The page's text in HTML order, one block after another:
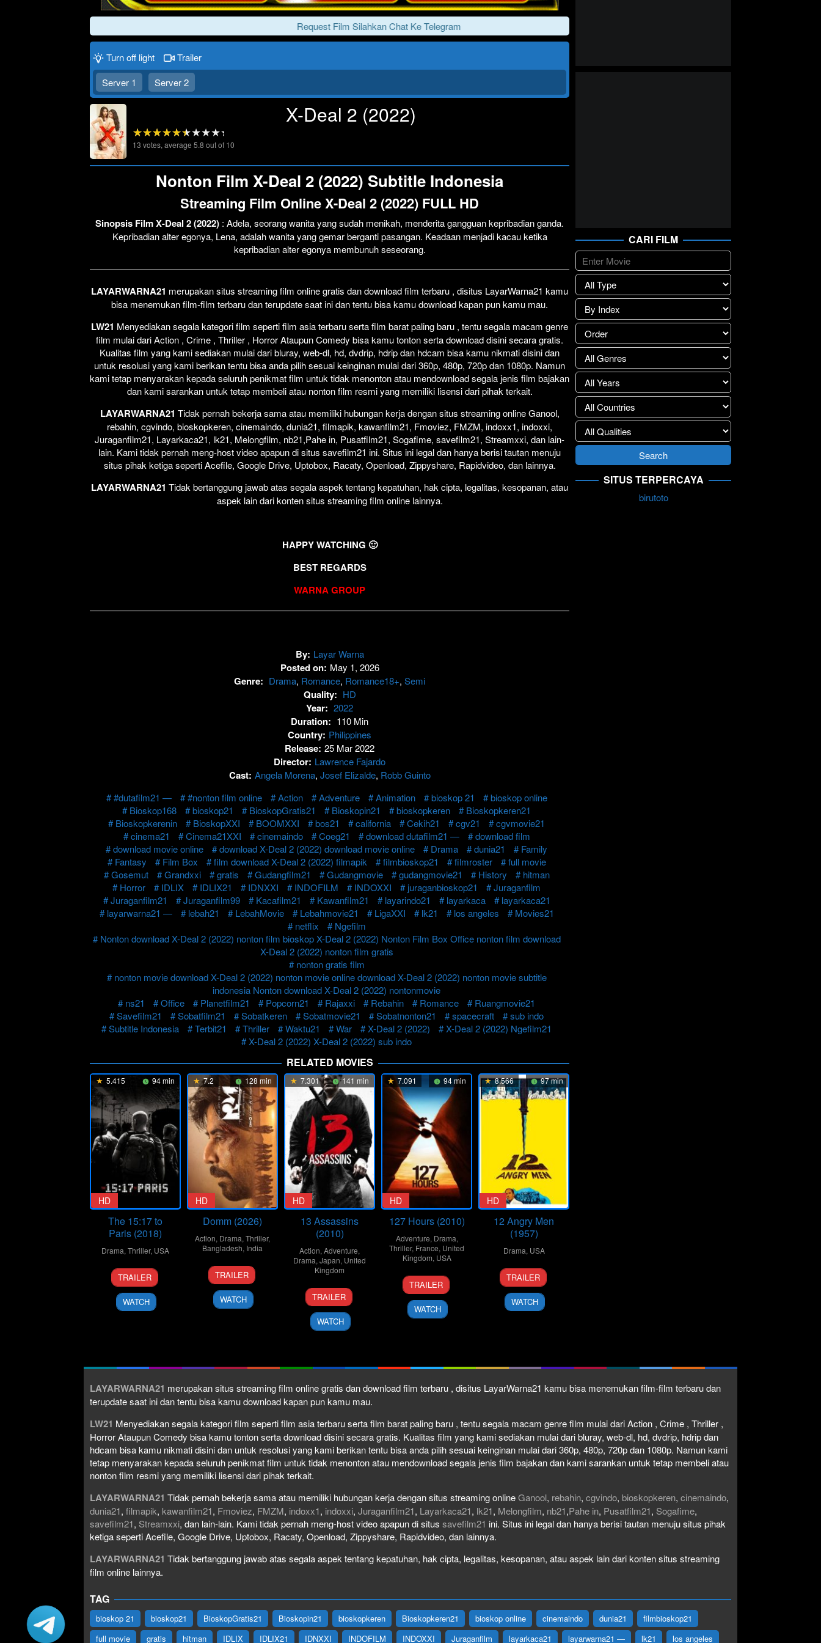
Request Film Silahkan Chat Ke Telegram
Lewati >>>
Click To Play
Turn off light
Trailer
Server 1
Server 2
X-Deal 2 (2022)
13 votes, average 5.8 out of 10
Nonton Film X-Deal 2 (2022) Subtitle Indonesia
Streaming Film Online X-Deal 2 (2022) FULL HD
Sinopsis Film X-Deal 2 (2022) : Adela, seorang wanita yang sudah menikah, menderita gangguan kepribadian ganda.
Kepribadian alter egonya, Lena, adalah wanita yang gemar berganti pasangan. Keadaan menjadi kacau ketika
kepribadian alter egonya membunuh seseorang.
LAYARWARNA21 merupakan situs streaming film online gratis dan download film terbaru , disitus LayarWarna21 kamu
bisa menemukan film-film terbaru dan terupdate saat ini dan tentu bisa kamu download kapan pun kamu mau.
LW21 Menyediakan segala kategori film seperti film asia terbaru serta film barat paling baru , tentu segala macam genre
film mulai dari Action , Crime , Thriller , Horror Ataupun Comedy bisa kamu tonton serta download disini secara gratis.
Kualitas film yang kami sediakan mulai dari bluray, web-dl, hd, dvdrip, hdrip dan hdcam bisa kamu nikmati disini dan
untuk resolusi yang kami berikan tentu bisa anda pilih sesuai keinginan mulai dari 360p, 480p, 720p dan 1080p. Namun
kami tetap menyarakan kepada seluruh penikmat film untuk tidak menonton atau mendownload segala jenis film bajakan
dan kami sarankan untuk tetap membeli atau nonton film resmi yang memiliki lisensi dari pihak terkait.
LAYARWARNA21 Tidak pernah bekerja sama atau memiliki hubungan kerja dengan situs streaming online Ganool,
rebahin, cgvindo, bioskopkeren, cinemaindo, dunia21, filmapik, kawanfilm21, Fmoviez, FMZM, indoxx1, indoxxi,
Juraganfilm21, Layarkaca21, lk21, Melongfilm, nb21,Pahe in, Pusatfilm21, Sogafime, savefilm21, Streamxxi, dan lain-
lain. Kami tidak pernah meng-host video apapun di situs savefilm21 ini. Situs ini legal dan hanya berisi tautan menuju
situs pihak ketiga seperti Acefile, Google Drive, Uptobox, Racaty, Openload, Zippyshare, Rapidvideo, dan lainnya.
LAYARWARNA21 Tidak bertanggung jawab atas segala aspek tentang kepatuhan, hak cipta, legalitas, kesopanan, atau
aspek lain dari konten situs streaming film online lainnya.
HAPPY WATCHING 🙂
BEST REGARDS
WARNA GROUP
By: Layar Warna
Posted on: May 1, 2026
Genre: Drama, Romance, Romance18+, Semi
Quality: HD
Year: 2022
Duration: 110 Min
Country: Philippines
Release: 25 Mar 2022
Director: Lawrence Fajardo
Cast: Angela Morena, Josef Elizalde, Robb Guinto
#dutafilm21 —
#nonton film online Action Adventure Animation bioskop 21
bioskop online
Bioskop168
bioskop21 BioskopGratis21 Bioskopin21 bioskopkeren
Bioskopkeren21
Bioskopkerenin
BioskopXXI BOOMXXI bos21 california Cekih21 cgv21
cgvmovie21
cinema21
Cinema21XXI cinemaindo Coeg21 download dutafilm21 —
download film
download movie online
download X-Deal 2 (2022) download movie online Drama dunia21
Family
Fantasy
Film Box film download X-Deal 2 (2022) filmapik filmbioskop21 filmroster
full movie
Gosemut
Grandxxi gratis Gudangfilm21 Gudangmovie gudangmovie21 History
hitman
Horror
IDLIX IDLIX21 IDNXXI INDOFILM INDOXXI juraganbioskop21
Juraganfilm
Juraganfilm21
Juraganfilm99 Kacafilm21 Kawanfilm21 layarindo21 layarkaca
layarkaca21
layarwarna21 —
lebah21 LebahMovie Lebahmovie21 LigaXXI lk21 los angeles
Movies21
netflix
Ngefilm
Nonton download X-Deal 2 (2022) nonton film bioskop X-Deal 2 (2022) Nonton Film Box Office nonton film download
X-Deal 2 (2022) nonton film gratis
nonton gratis film
nonton movie download X-Deal 2 (2022) nonton movie online download X-Deal 2 (2022) nonton movie subtitle
indonesia Nonton download X-Deal 2 (2022) nontonmovie
ns21
Office Planetfilm21 Popcorn21 Rajaxxi Rebahin Romance
Ruangmovie21
Savefilm21
Sobatfilm21 Sobatkeren Sobatmovie21 Sobatnonton21 spacecraft
sub indo
Subtitle Indonesia
Terbit21 Thriller Waktu21 War X-Deal 2 (2022)
X-Deal 2 (2022) Ngefilm21
X-Deal 2 (2022) X-Deal 2 (2022) sub indo
RELATED MOVIES
5.415 94 min
HD
The 15:17 to
Paris (2018)
Drama, Thriller, USA
7
Feb
2018
Clint
Eastwood
TRAILER
WATCH
7.2 128 min
HD
Domm (2026)
Action, Drama, Thriller,
Bangladesh, India
21
Mar
2026
Redoan
Rony
TRAILER
WATCH
7.301 141 min
HD
13 Assassins
(2010)
Action, Adventure,
Drama, Japan, United
Kingdom
25
Sep
2010
Takashi
Miike
TRAILER
WATCH
7.091 94 min
HD
127 Hours (2010)
Adventure, Drama,
Thriller, France, United
Kingdom, USA
12
Nov
2010
Danny
Boyle
TRAILER
WATCH
8.566 97 min
HD
12 Angry Men
(1957)
Drama, USA
10
Apr
1957
Don
Kranze
TRAILER
WATCH
CARI FILM
SITUS TERPERCAYA
birutoto
LAYARWARNA21 merupakan situs streaming film online gratis dan download film terbaru , disitus LayarWarna21 kamu bisa menemukan film-film terbaru dan
terupdate saat ini dan tentu bisa kamu download kapan pun kamu mau.
LW21 Menyediakan segala kategori film seperti film asia terbaru serta film barat paling baru , tentu segala macam genre film mulai dari Action , Crime , Thriller ,
Horror Ataupun Comedy bisa kamu tonton serta download disini secara gratis. Kualitas film yang kami sediakan mulai dari bluray, web-dl, hd, dvdrip, hdrip dan
hdcam bisa kamu nikmati disini dan untuk resolusi yang kami berikan tentu bisa anda pilih sesuai keinginan mulai dari 360p, 480p, 720p dan 1080p. Namun kami
tetap menyarakan kepada seluruh penikmat film untuk tidak menonton atau mendownload segala jenis film bajakan dan kami sarankan untuk tetap membeli atau
nonton film resmi yang memiliki lisensi dari pihak terkait.
LAYARWARNA21 Tidak pernah bekerja sama atau memiliki hubungan kerja dengan situs streaming onlineGanool, rebahin, cgvindo, bioskopkeren, cinemaindo,
dunia21, filmapik, kawanfilm21, Fmoviez, FMZM, indoxx1, indoxxi, Juraganfilm21, Layarkaca21, lk21, Melongfilm, nb21,Pahe in, Pusatfilm21, Sogafime,
savefilm21, Streamxxi, dan lain-lain. Kami tidak pernah meng-host video apapun di situs savefilm21 ini. Situs ini legal dan hanya berisi tautan menuju situs pihak
ketiga seperti Acefile, Google Drive, Uptobox, Racaty, Openload, Zippyshare, Rapidvideo, dan lainnya.
LAYARWARNA21 Tidak bertanggung jawab atas segala aspek tentang kepatuhan, hak cipta, legalitas, kesopanan, atau aspek lain dari konten situs streaming
film online lainnya.
TAG
bioskop 21 bioskop21 BioskopGratis21 Bioskopin21 bioskopkeren Bioskopkeren21 bioskop online cinemaindo dunia21
filmbioskop21
full movie
gratis hitman IDLIX IDLIX21 IDNXXI INDOFILM INDOXXI Juraganfilm layarkaca21 layarwarna21 — lk21 los angeles